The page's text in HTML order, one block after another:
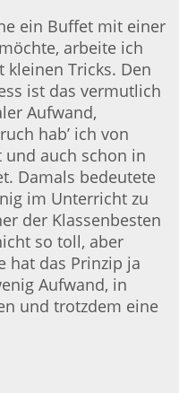
ein Buffet mit einer
arbeite ich
kleinen Tricks. Den
ist das vermutlich
Aufwand,
hab’ ich von
und auch schon in
Damals bedeutete
im Unterricht zu
der Klassenbesten
so toll, aber
hat das Prinzip ja
Aufwand, in
und trotzdem eine